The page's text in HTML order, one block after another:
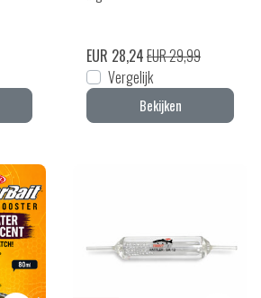
EUR 28,24EUR 29,99
Vergelijk
Bekijken